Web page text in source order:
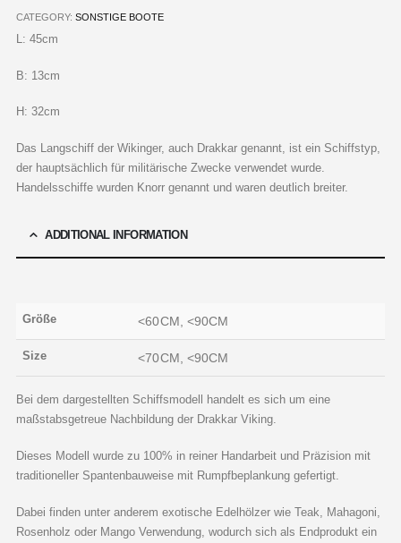
CATEGORY: SONSTIGE BOOTE
L: 45cm
B: 13cm
H: 32cm
Das Langschiff der Wikinger, auch Drakkar genannt, ist ein Schiffstyp,
der hauptsächlich für militärische Zwecke verwendet wurde.
Handelsschiffe wurden Knorr genannt und waren deutlich breiter.
ADDITIONAL INFORMATION
Größe <60CM, <90CM
Size <70CM, <90CM
Bei dem dargestellten Schiffsmodell handelt es sich um eine
maßstabsgetreue Nachbildung der Drakkar Viking.
Dieses Modell wurde zu 100% in reiner Handarbeit und Präzision mit
traditioneller Spantenbauweise mit Rumpfbeplankung gefertigt.
Dabei finden unter anderem exotische Edelhölzer wie Teak, Mahagoni,
Rosenholz oder Mango Verwendung, wodurch sich als Endprodukt ein